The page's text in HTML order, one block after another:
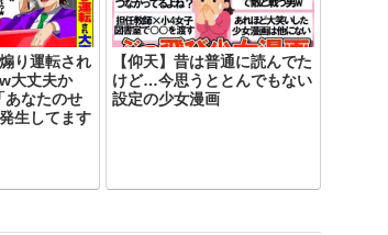
り運転され
大丈夫か
なたのせ
生してます
【仰天】昔は普通に読んでた
けど…今思うととんでもない
設定の少女漫画